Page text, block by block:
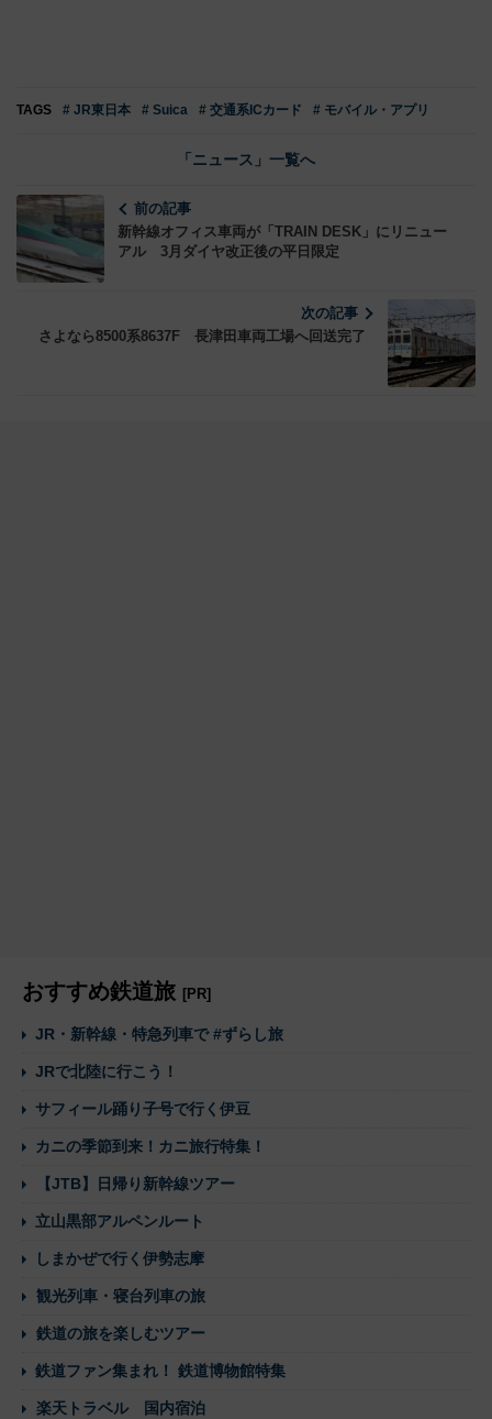
TAGS # JR東日本 # Suica # 交通系ICカード # モバイル・アプリ
「ニュース」一覧へ
前の記事
新幹線オフィス車両が「TRAIN DESK」にリニュー
アル 3月ダイヤ改正後の平日限定
次の記事
さよなら8500系8637F 長津田車両工場へ回送完了
おすすめ鉄道旅 [PR]
JR・新幹線・特急列車で #ずらし旅
JRで北陸に行こう！
サフィール踊り子号で行く伊豆
カニの季節到来！カニ旅行特集！
【JTB】日帰り新幹線ツアー
立山黒部アルペンルート
しまかぜで行く伊勢志摩
観光列車・寝台列車の旅
鉄道の旅を楽しむツアー
鉄道ファン集まれ！ 鉄道博物館特集
楽天トラベル 国内宿泊